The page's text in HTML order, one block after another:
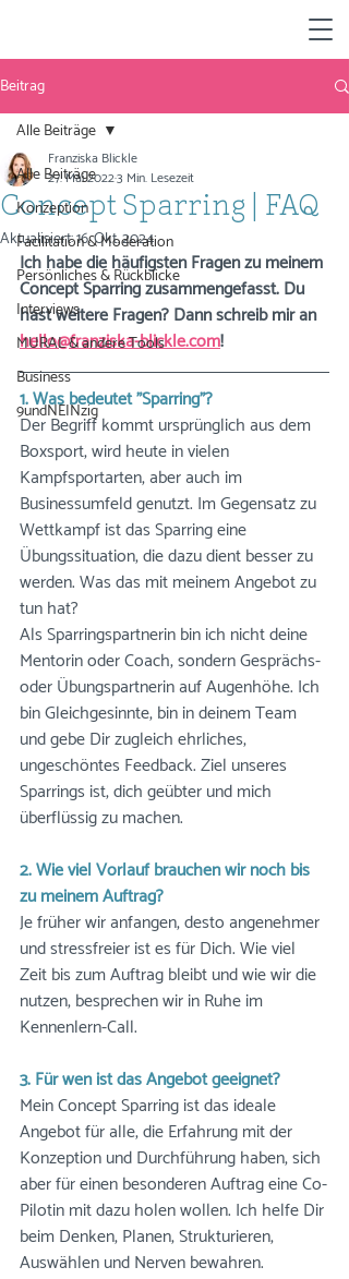
Beitrag
Alle Beiträge
Konzeption
Facilitation & Moderation
Persönliches & Rückblicke
Interviews
MURAL & andere Tools
Business
9undNEINzig
Alle Beiträge
Concept Sparring | FAQ
Franziska Blickle
27. Mai 20223 Min. Lesezeit
Aktualisiert:16. Okt. 2024
Ich habe die häufigsten Fragen zu meinem
Concept Sparring zusammengefasst. Du
hast weitere Fragen? Dann schreib mir an
hello@franziska-blickle.com!
1. Was bedeutet "Sparring"?
Der Begriff kommt ursprünglich aus dem
Boxsport, wird heute in vielen
Kampfsportarten, aber auch im
Businessumfeld genutzt. Im Gegensatz zu
Wettkampf ist das Sparring eine
Übungssituation, die dazu dient besser zu
werden. Was das mit meinem Angebot zu
tun hat?
Als Sparringspartnerin bin ich nicht deine
Mentorin oder Coach, sondern Gesprächs-
oder Übungspartnerin auf Augenhöhe. Ich
bin Gleichgesinnte, bin in deinem Team
und gebe Dir zugleich ehrliches,
ungeschöntes Feedback. Ziel unseres
Sparrings ist, dich geübter und mich
überflüssig zu machen.
2. Wie viel Vorlauf brauchen wir noch bis
zu meinem Auftrag?
Je früher wir anfangen, desto angenehmer
und stressfreier ist es für Dich. Wie viel
Zeit bis zum Auftrag bleibt und wie wir die
nutzen, besprechen wir in Ruhe im
Kennenlern-Call.
3. Für wen ist das Angebot geeignet?
Mein Concept Sparring ist das ideale
Angebot für alle, die Erfahrung mit der
Konzeption und Durchführung haben, sich
aber für einen besonderen Auftrag eine Co-
Pilotin mit dazu holen wollen. Ich helfe Dir
beim Denken, Planen, Strukturieren,
Auswählen und Nerven bewahren.